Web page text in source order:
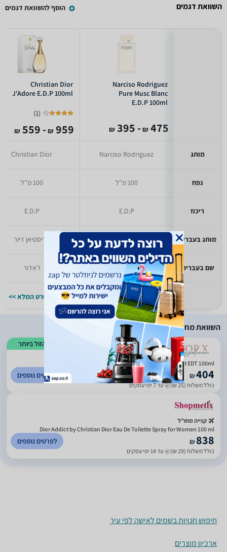
השוואת דגמים הוסף להשוואת דגמים
מותג
נפח
ריכוז
מותג בעברית
שם בעברית
Narciso Rodriguez
Pure Musc Blanc
E.D.P 100ml
475
₪
- 395
₪
Narciso Rodriguez
100 מ"ל
E.D.P
יעודכן בקרוב
יעודכן בקרוב
למפרט המלא >>
Christian Dior
J'Adore E.D.P 100ml
(
1
)
959
₪
- 559
₪
Christian Dior
100 מ"ל
E.D.P
כריסטיאן דיור
ז'אדור
למפרט המלא >>
השוואת מחירים
הזול ביותר
5
(
9
)
Dior addict EDT 100ml
₪404
כולל משלוח (25 ₪) עד 7 ימי עסקים
לפרטים נוספים
קנייה מחו"ל
Dior Addict by Christian Dior Eau De Toilette Spray for Women 100 ml
₪838
כולל משלוח (29 ₪) עד 14 ימי עסקים
לפרטים נוספים
חיפוש חנויות בשמים לאישה לפי עיר
ארכיון מוצרים